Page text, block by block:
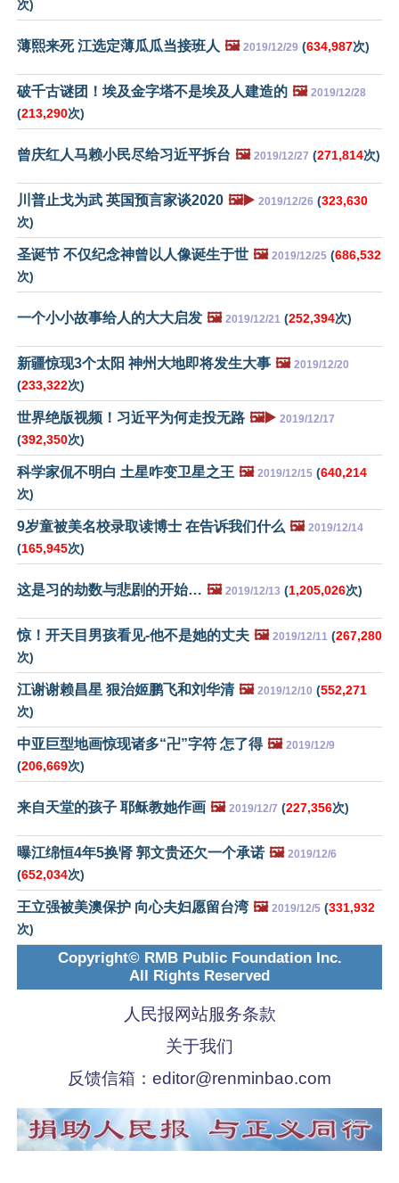
次)
薄熙来死 江选定薄瓜瓜当接班人 🖼️ 2019/12/29 (634,987次)
破千古谜团！埃及金字塔不是埃及人建造的 🖼️ 2019/12/28
(213,290次)
曾庆红人马赖小民尽给习近平拆台 🖼️ 2019/12/27 (271,814次)
川普止戈为武 英国预言家谈2020 🖼️▶️ 2019/12/26 (323,630
次)
圣诞节 不仅纪念神曾以人像诞生于世 🖼️ 2019/12/25 (686,532
次)
一个小小故事给人的大大启发 🖼️ 2019/12/21 (252,394次)
新疆惊现3个太阳 神州大地即将发生大事 🖼️ 2019/12/20
(233,322次)
世界绝版视频！习近平为何走投无路 🖼️▶️ 2019/12/17
(392,350次)
科学家侃不明白 土星咋变卫星之王 🖼️ 2019/12/15 (640,214
次)
9岁童被美名校录取读博士 在告诉我们什么 🖼️ 2019/12/14
(165,945次)
这是习的劫数与悲剧的开始… 🖼️ 2019/12/13 (1,205,026次)
惊！开天目男孩看见-他不是她的丈夫 🖼️ 2019/12/11 (267,280
次)
江谢谢赖昌星 狠治姬鹏飞和刘华清 🖼️ 2019/12/10 (552,271
次)
中亚巨型地画惊现诸多“卍”字符 怎了得 🖼️ 2019/12/9
(206,669次)
来自天堂的孩子 耶稣教她作画 🖼️ 2019/12/7 (227,356次)
曝江绵恒4年5换肾 郭文贵还欠一个承诺 🖼️ 2019/12/6
(652,034次)
王立强被美澳保护 向心夫妇愿留台湾 🖼️ 2019/12/5 (331,932
次)
Copyright© RMB Public Foundation Inc.
All Rights Reserved
人民报网站服务条款
关于我们
反馈信箱： editor@renminbao.com